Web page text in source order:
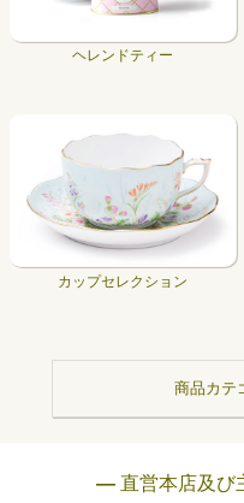
ヘレンドティー
カップセレクション
商品カテ
― 直営本店及び